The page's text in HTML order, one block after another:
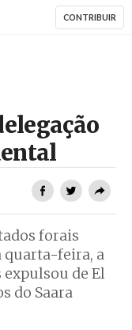
CONTRIBUIR
forais
quarta-feira, a
expulsou de El
do Saara